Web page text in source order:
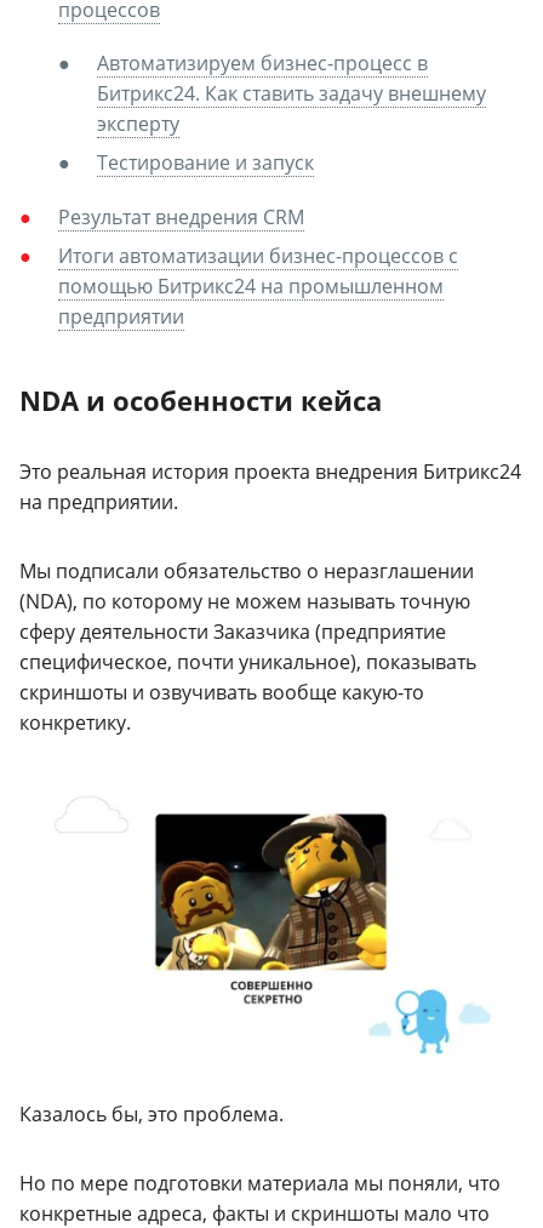
процессов
Автоматизируем бизнес-процесс в
Битрикс24. Как ставить задачу внешнему
эксперту
Тестирование и запуск
Результат внедрения CRM
Итоги автоматизации бизнес-процессов с
помощью Битрикс24 на промышленном
предприятии
NDA и особенности кейса
Это реальная история проекта внедрения Битрикс24
на предприятии.
Мы подписали обязательство о неразглашении
(NDA), по которому не можем называть точную
сферу деятельности Заказчика (предприятие
специфическое, почти уникальное), показывать
скриншоты и озвучивать вообще какую-то
конкретику.
Казалось бы, это проблема.
Но по мере подготовки материала мы поняли, что
конкретные адреса, факты и скриншоты мало что